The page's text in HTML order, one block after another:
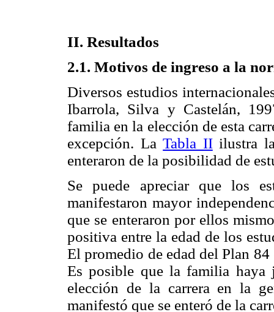
II. Resultados
2.1. Motivos de ingreso a la
Diversos estudios
Ibarrola, Silva y Castelán,
familia en la elección de esta
excepción. LaTabla IIilustra
enteraron de la posibilidad de
Se puede apreciar que los
manifestaron mayor
que se enteraron por ellos
positiva entre la edad de los
El promedio de edad del Plan 84
Es posible que la familia haya
elección de la carrera en la
manifestó que se enteró de la